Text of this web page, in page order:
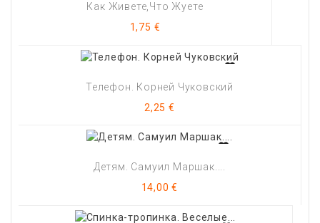
Как Живете,что Жуете
Цена
1,75 €
Телефон. Корней Чуковский
Цена
2,25 €
Детям. Самуил Маршак....
Цена
14,00 €